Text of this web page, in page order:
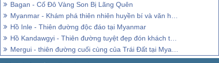
Bagan - Cố Đô Vàng Son Bị Lãng Quên
Myanmar - Khám phá thiên nhiên huyền bí và văn hóa thân thiện
Hồ Inle - Thiên đường độc đáo tại Myanmar
Hồ Kandawgyi - Thiên đường tuyệt đẹp đón khách thăm quan tại Myanmar
Mergui - thiên đường cuối cùng của Trái Đất tại Myanmar